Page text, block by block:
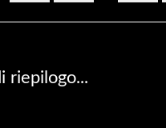
riepilogo...